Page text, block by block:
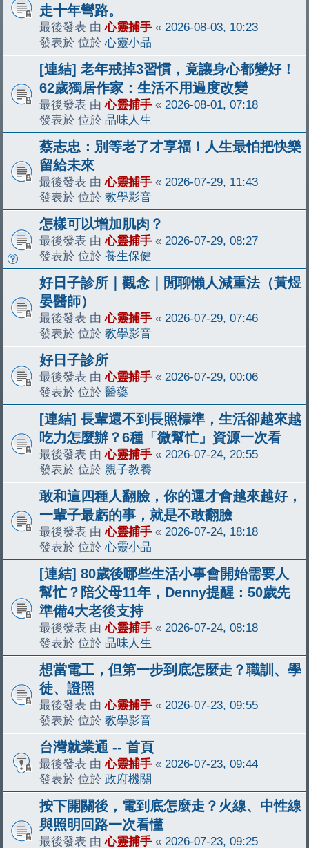
走十年彎路。
最後發表 由心靈捕手 « 2026-08-03, 10:23
發表於 位於心靈小品
[連結] 老年戒掉3習慣，竟讓身心都變好！
62歲獨居作家：生活不用過度改變
最後發表 由心靈捕手 « 2026-08-01, 07:18
發表於 位於 品味人生
蔡志忠：別等老了才享福！人生最怕把快樂
留給未來
最後發表 由心靈捕手 « 2026-07-29, 11:43
發表於 位於 教學影音
怎樣可以增加肌肉？
最後發表 由心靈捕手 « 2026-07-29, 08:27
發表於 位於 養生保健
好日子診所｜觀念｜閒聊懶人減重法（黃煜
晏醫師）
最後發表 由心靈捕手 « 2026-07-29, 07:46
發表於 位於 教學影音
好日子診所
最後發表 由心靈捕手 « 2026-07-29, 00:06
發表於 位於 醫藥
[連結] 長輩還不到長照標準，生活卻越來越
吃力怎麼辦？6種「微幫忙」資源一次看
最後發表 由心靈捕手 « 2026-07-24, 20:55
發表於 位於 親子教養
敢和這四種人翻臉，你的運才會越來越好，
一輩子最虧的事，就是不敢翻臉
最後發表 由心靈捕手 « 2026-07-24, 18:18
發表於 位於心靈小品
[連結] 80歲後哪些生活小事會開始需要人
幫忙？陪父母11年，Denny提醒：50歲先
準備4大老後支持
最後發表 由心靈捕手 « 2026-07-24, 08:18
發表於 位於 品味人生
想當電工，但第一步到底怎麼走？職訓、學
徒、證照
最後發表 由心靈捕手 « 2026-07-23, 09:55
發表於 位於 教學影音
台灣就業通 -- 首頁
最後發表 由心靈捕手 « 2026-07-23, 09:44
發表於 位於 政府機關
按下開關後，電到底怎麼走？火線、中性線
與照明回路一次看懂
最後發表 由心靈捕手 « 2026-07-23, 09:25